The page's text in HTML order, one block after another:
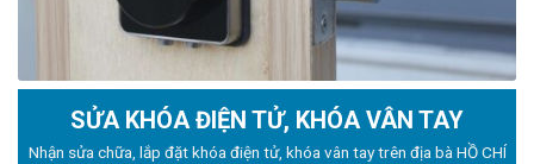
SỬA KHÓA ĐIỆN TỬ, KHÓA VÂN TAY
Nhận sửa chữa, lắp đặt khóa điện tử, khóa vân tay trên địa bà HỒ CHÍ